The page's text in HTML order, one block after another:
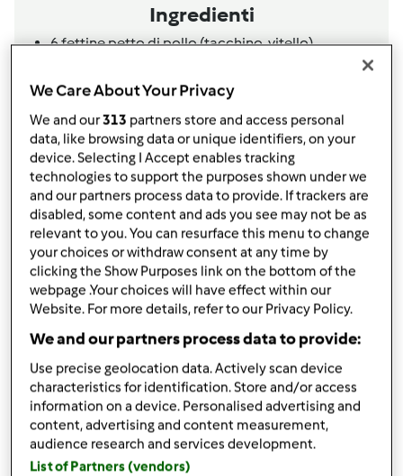
Ingredienti
6fettinepetto di pollo (tacchino, vitello)
succo di 2 limoni
sale fino q.b.
1litro acqua
Aggiungi alla lista della spesa
Accessori che ti serviranno
Varoma
acquista
Spatola
acquista
Boccale Completo TM6
We Care About Your Privacy
We and our313 partners store and access personal
data, like browsing data or unique identifiers, on your
device. Selecting I Accept enables tracking
technologies to support the purposes shown under we
and our partners process data to provide. If trackers are
disabled, some content and ads you see may not be as
relevant to you. You can resurface this menu to change
your choices or withdraw consent at any time by
clicking the Show Purposes link on the bottom of the
webpage .Your choices will have effect within our
Website. For more details, refer to our Privacy Policy.
We and our partners process data to provide:
Use precise geolocation data. Actively scan device
characteristics for identification. Store and/or access
information on a device. Personalised advertising and
content, advertising and content measurement,
audience research and services development.
List of Partners (vendors)